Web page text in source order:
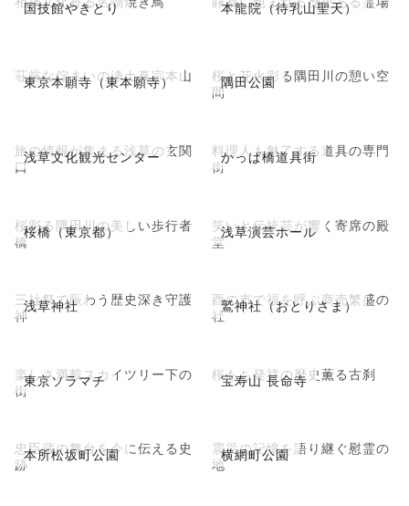
国技館やきとり 本龍院（待乳山聖天）
東京本願寺（東本願寺）
荘厳な佇まいの浄土真宗本山 隅田公園
桜と花火彩る隅田川の憩い空
間
浅草文化観光センター
旅の情報が集まる浅草の玄関
口
かっぱ橋道具街
料理人も魅了する道具の専門
街
桜橋（東京都）
桜彩る隅田川の美しい歩行者
橋
浅草演芸ホール
笑いと伝統芸が響く寄席の殿
堂
浅草神社
三社祭で賑わう歴史深き守護
神
鷲神社（おとりさま）
酉の市で福を呼ぶ商売繁盛の
社
東京ソラマチ
楽しさ満載スカイツリー下の
街
宝寿山 長命寺
桜もち発祥の歴史薫る古刹
本所松坂町公園
忠臣蔵の舞台を今に伝える史
跡
横網町公園
震災の記憶を語り継ぐ慰霊の
地